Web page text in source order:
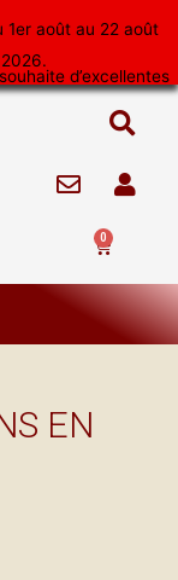
1er août au 22 août
d’excellentes
0 Panier
EN